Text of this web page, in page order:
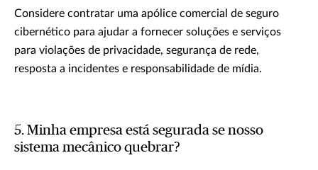
Considere contratar uma apólice comercial de seguro
cibernético para ajudar a fornecer soluções e serviços
para violações de privacidade, segurança de rede,
resposta a incidentes e responsabilidade de mídia.
5. Minha empresa está segurada se nosso
sistema mecânico quebrar?